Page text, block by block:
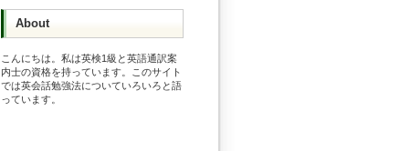
About
こんにちは。私は英検1級と英語通訳案
内士の資格を持っています。このサイト
では英会話勉強法についていろいろと語
っています。